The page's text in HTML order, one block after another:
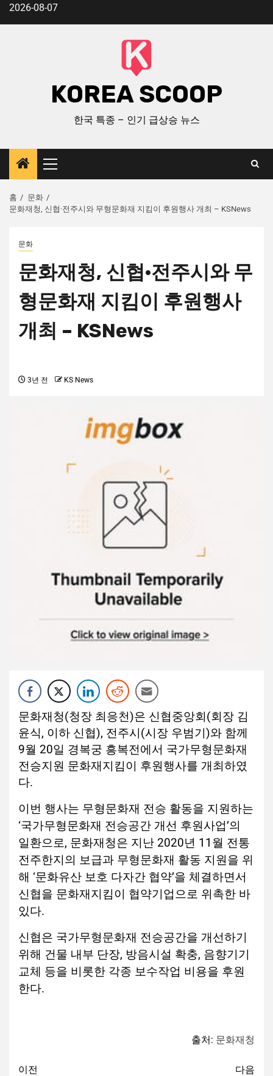
2026-08-07
KOREA SCOOP
한국 특종 – 인기 급상승 뉴스
홈
문화
문화재청, 신협·전주시와 무형문화재 지킴이 후원행사 개최 – KSNews
문화
문화재청, 신협·전주시와 무
형문화재 지킴이 후원행사
개최 – KSNews
3년 전 KS News
문화재청(청장 최응천)은 신협중앙회 (회장 김
윤식, 이하 신협), 전주시 (시장 우범기 )와 함께
9월 20일 경복궁 흥복전에서 국가무형문화재
전승지원 문화재지킴이 후원행사를 개최하였
다.
이번 행사는 무형문화재 전승 활동을 지원하는
‘국가무형문화재 전승공간 개선 후원사업’의
일환으로, 문화재청은 지난 2020년 11 월 전통
전주한지의 보급과 무형문화재 활동 지원을 위
해 ‘문화유산 보호 다자간 협약’을 체결하면서
신협을 문화재지킴이 협약기업으로 위촉한 바
있다.
신협은 국가무형문화재 전승공간을 개선하기
위해 건물 내부 단장, 방음시설 확충, 음향기기
교체 등을 비롯한 각종 보수작업 비용을 후원
한다.
출처: 문화재청
이전
다음